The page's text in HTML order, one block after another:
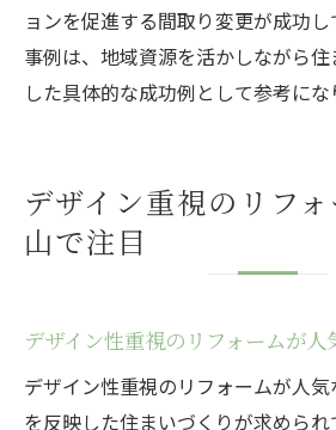
相見積もりで最適なリフ
める
自分らしい住まい作りに役立
和歌山のリフォーム情報
方法
個性的な住まいに変える
リフォーム後の暮らしや
ョンを促進する間取り変更が成功
事例は、地域資源を活かしながら
した具体的な成功例として参考にな
デザイン重視のリフ
山で注目
デザイン性重視のリフォームが人
デザイン性重視のリフォームが人
を反映した住まいづくりが求めら